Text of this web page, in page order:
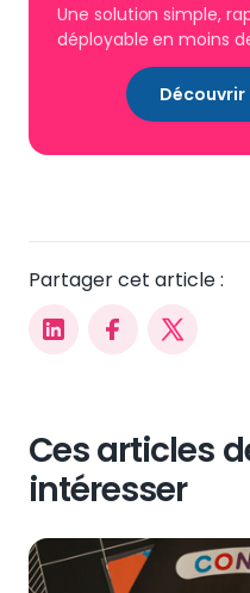
Partager cet article :
Une solution simple,
déployable en moins
Ces articles
intéresser